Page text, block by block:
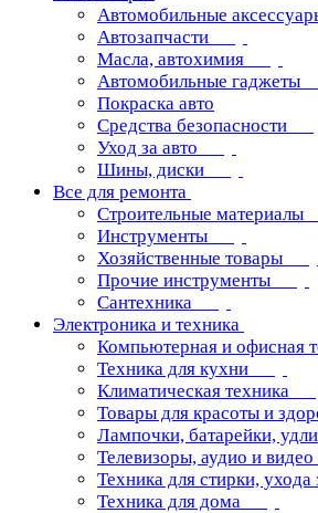
Автомобильные
Автозапчасти
Масла, автохимия
Автомобильные гаджеты
Покраска авто
Средства безопасности
Уход за авто
Шины, диски
Все для ремонта
Строительные материалы
Инструменты
Хозяйственные товары
Прочие инструменты
Сантехника
Электроника и техника
Компьютерная и офисная
Техника для кухни
Климатическая техника
Товары для красоты и
Лампочки, батарейки,
Телевизоры, аудио и видео
Техника для стирки,
Техника для дома